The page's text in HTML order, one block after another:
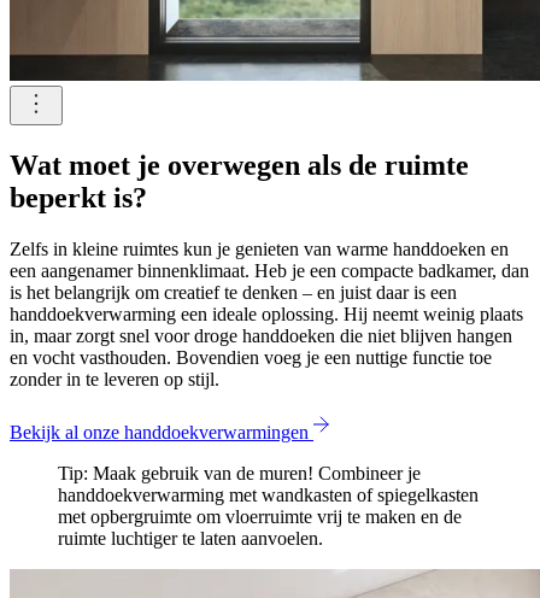
Wat moet je overwegen als de ruimte
beperkt is?
Zelfs in kleine ruimtes kun je genieten van warme handdoeken en
een aangenamer binnenklimaat. Heb je een compacte badkamer, dan
is het belangrijk om creatief te denken – en juist daar is een
handdoekverwarming een ideale oplossing. Hij neemt weinig plaats
in, maar zorgt snel voor droge handdoeken die niet blijven hangen
en vocht vasthouden. Bovendien voeg je een nuttige functie toe
zonder in te leveren op stijl.
Bekijk al onze handdoekverwarmingen
Tip: Maak gebruik van de muren! Combineer je
handdoekverwarming met wandkasten of spiegelkasten
met opbergruimte om vloerruimte vrij te maken en de
ruimte luchtiger te laten aanvoelen.